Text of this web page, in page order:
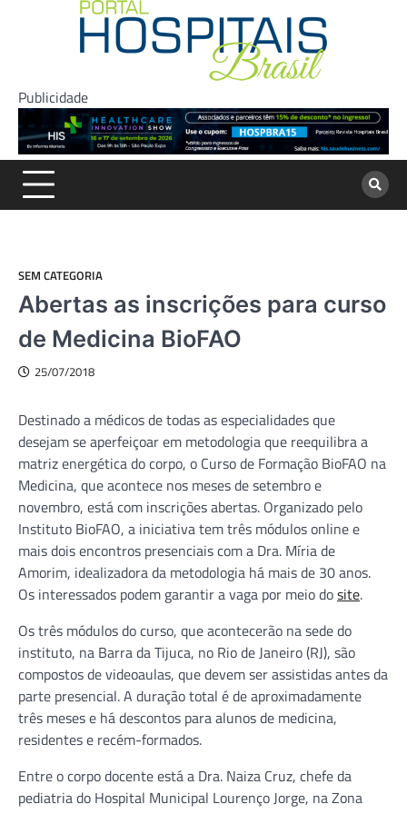
Publicidade
SEM CATEGORIA
Abertas as inscrições para curso
de Medicina BioFAO
25/07/2018
Destinado a médicos de todas as especialidades que
desejam se aperfeiçoar em metodologia que reequilibra a
matriz energética do corpo, o Curso de Formação BioFAO na
Medicina, que acontece nos meses de setembro e
novembro, está com inscrições abertas. Organizado pelo
Instituto BioFAO, a iniciativa tem três módulos online e
mais dois encontros presenciais com a Dra. Míria de
Amorim, idealizadora da metodologia há mais de 30 anos.
Os interessados podem garantir a vaga por meio dosite.
Os três módulos do curso, que acontecerão na sede do
instituto, na Barra da Tijuca, no Rio de Janeiro (RJ), são
compostos de videoaulas, que devem ser assistidas antes da
parte presencial. A duração total é de aproximadamente
três meses e há descontos para alunos de medicina,
residentes e recém-formados.
Entre o corpo docente está a Dra. Naiza Cruz, chefe da
pediatria do Hospital Municipal Lourenço Jorge, na Zona